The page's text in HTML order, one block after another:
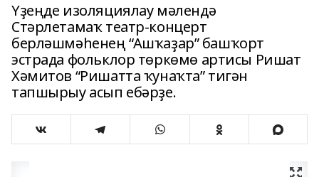
Үҙеңде изоляциялау мәлендә
Стәрлетамаҡ театр-концерт
берләшмәһенең “Ашҡаҙар” башҡорт
эстрада фольклор төркөмө артисы Ришат
Хәмитов “Ришатта ҡунаҡта” тигән
тапшырыу асып ебәрҙе.